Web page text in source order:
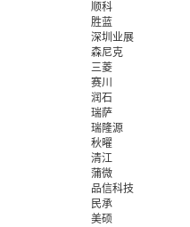
顺科
胜蓝
深圳业展
森尼克
三菱
赛川
润石
瑞萨
瑞隆源
秋曜
清江
蒲微
品信科技
民承
美硕